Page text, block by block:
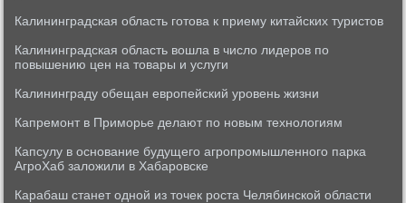
Калининградская область готова к приему китайских туристов
Калининградская область вошла в число лидеров по
повышению цен на товары и услуги
Калининграду обещан европейский уровень жизни
Капремонт в Приморье делают по новым технологиям
Капсулу в основание будущего агропромышленного парка
АгроХаб заложили в Хабаровске
Карабаш станет одной из точек роста Челябинской области